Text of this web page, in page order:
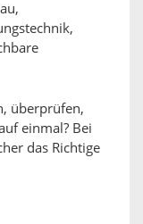
überprüfen,
einmal? Bei
das Richtige